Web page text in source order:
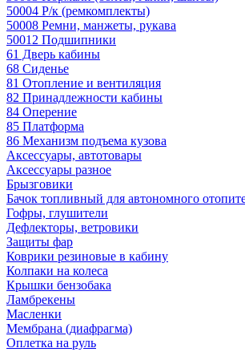
50004 Р/к (ремкомплекты)
50008 Ремни, манжеты, рукава
50012 Подшипники
61 Дверь кабины
68 Сиденье
81 Отопление и вентиляция
82 Принадлежности кабины
84 Оперение
85 Платформа
86 Механизм подъема кузова
Аксессуары, автотовары
Аксессуары разное
Брызговики
Бачок топливный для автономного
Гофры, глушители
Дефлекторы, ветровики
Защиты фар
Коврики резиновые в кабину
Колпаки на колеса
Крышки бензобака
Ламбрекены
Масленки
Мембрана (диафрагма)
Оплетка на руль